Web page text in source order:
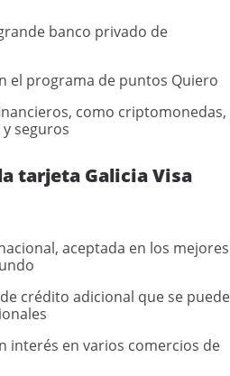
banco privado de
el programa de puntos Quiero
como criptomonedas,
seguros
tarjeta Galicia Visa
aceptada en los mejores
crédito adicional que se puede
interés en varios comercios de